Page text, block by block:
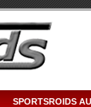
SPORTSROIDS